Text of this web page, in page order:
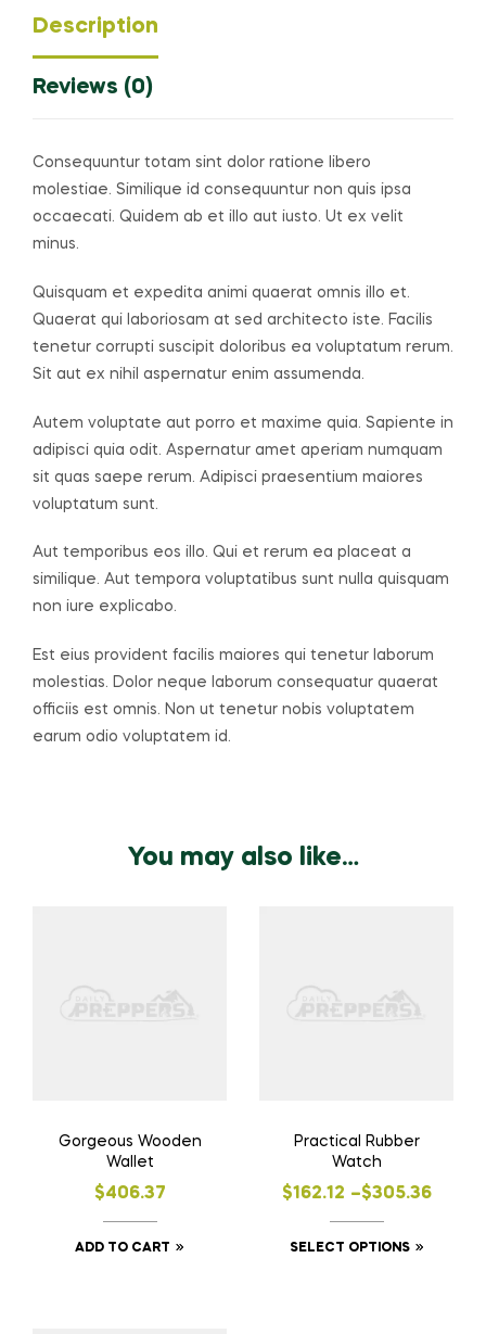
Description
Reviews (0)
Consequuntur totam sint dolor ratione libero
molestiae. Similique id consequuntur non quis ipsa
occaecati. Quidem ab et illo aut iusto. Ut ex velit
minus.
Quisquam et expedita animi quaerat omnis illo et.
Quaerat qui laboriosam at sed architecto iste. Facilis
tenetur corrupti suscipit doloribus ea voluptatum rerum.
Sit aut ex nihil aspernatur enim assumenda.
Autem voluptate aut porro et maxime quia. Sapiente in
adipisci quia odit. Aspernatur amet aperiam numquam
sit quas saepe rerum. Adipisci praesentium maiores
voluptatum sunt.
Aut temporibus eos illo. Qui et rerum ea placeat a
similique. Aut tempora voluptatibus sunt nulla quisquam
non iure explicabo.
Est eius provident facilis maiores qui tenetur laborum
molestias. Dolor neque laborum consequatur quaerat
officiis est omnis. Non ut tenetur nobis voluptatem
earum odio voluptatem id.
You may also like…
Gorgeous Wooden
Wallet
$406.37
ADD TO CART
Practical Rubber
Watch
$162.12 –$305.36
Price
range:
$162.12
SELECT OPTIONS
This